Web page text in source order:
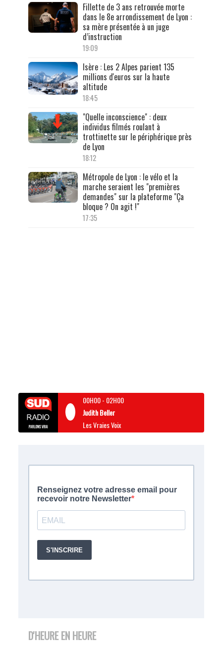
Fillette de 3 ans retrouvée morte
dans le 8e arrondissement de Lyon :
sa mère présentée à un juge
d’instruction
19:09
Isère : Les 2 Alpes parient 135
millions d'euros sur la haute
altitude
18:45
"Quelle inconscience" : deux
individus filmés roulant à
trottinette sur le périphérique près
de Lyon
18:12
Métropole de Lyon : le vélo et la
marche seraient les "premières
demandes" sur la plateforme "Ça
bloque ? On agit !"
17:35
00H00- 02H00
Judith Beller
Les Vraies Voix
D'HEURE EN HEURE